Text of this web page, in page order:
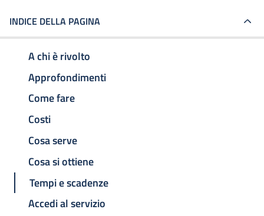
INDICE DELLA PAGINA
A chi è rivolto
Approfondimenti
Come fare
Costi
Cosa serve
Cosa si ottiene
Tempi e scadenze
Accedi al servizio